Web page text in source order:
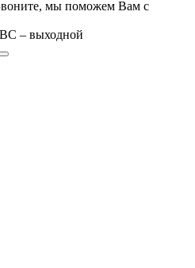
мы поможем Вам с
– выходной